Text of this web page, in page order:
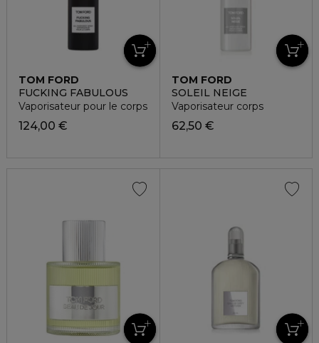
TOM FORD
FUCKING FABULOUS
Vaporisateur pour le corps
124,00 €
TOM FORD
SOLEIL NEIGE
Vaporisateur corps
62,50 €